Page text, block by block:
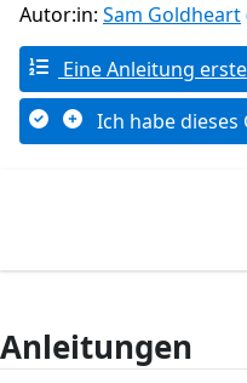
Autor:in: Sam Goldheart
Eine Anleitung
Ich habe dieses
Anleitungen